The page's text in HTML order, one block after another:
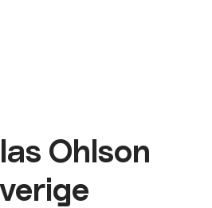
Ohlson